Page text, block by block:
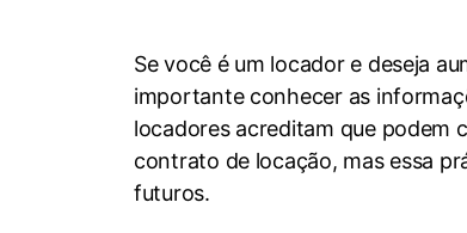
Se você é um locador e deseja
importante conhecer as
locadores acreditam que podem
contrato de locação, mas essa
futuros.